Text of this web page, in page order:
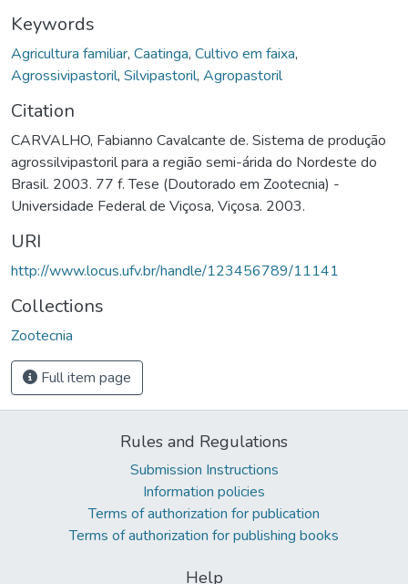
Keywords
Agricultura familiar, Caatinga, Cultivo em faixa,
Agrossivipastoril, Silvipastoril, Agropastoril
Citation
CARVALHO, Fabianno Cavalcante de. Sistema de produção
agrossilvipastoril para a região semi-árida do Nordeste do
Brasil. 2003. 77 f. Tese (Doutorado em Zootecnia) -
Universidade Federal de Viçosa, Viçosa. 2003.
URI
http://www.locus.ufv.br/handle/123456789/11141
Collections
Zootecnia
Full item page
Rules and Regulations
Submission Instructions
Information policies
Terms of authorization for publication
Terms of authorization for publishing books
Help